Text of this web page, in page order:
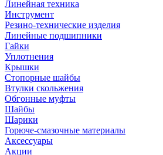
Линейная техника
Инструмент
Резино-технические изделия
Линейные подшипники
Гайки
Уплотнения
Крышки
Стопорные шайбы
Втулки скольжения
Обгонные муфты
Шайбы
Шарики
Горюче-смазочные материалы
Аксессуары
Акции